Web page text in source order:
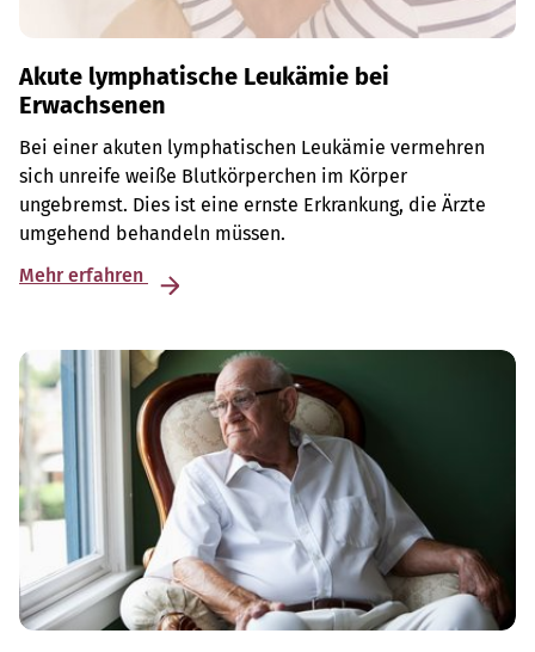
Akute lymphatische Leukämie bei
Erwachsenen
Bei einer akuten lymphatischen Leukämie vermehren
sich unreife weiße Blutkörperchen im Körper
ungebremst. Dies ist eine ernste Erkrankung, die Ärzte
umgehend behandeln müssen.
Mehr erfahren